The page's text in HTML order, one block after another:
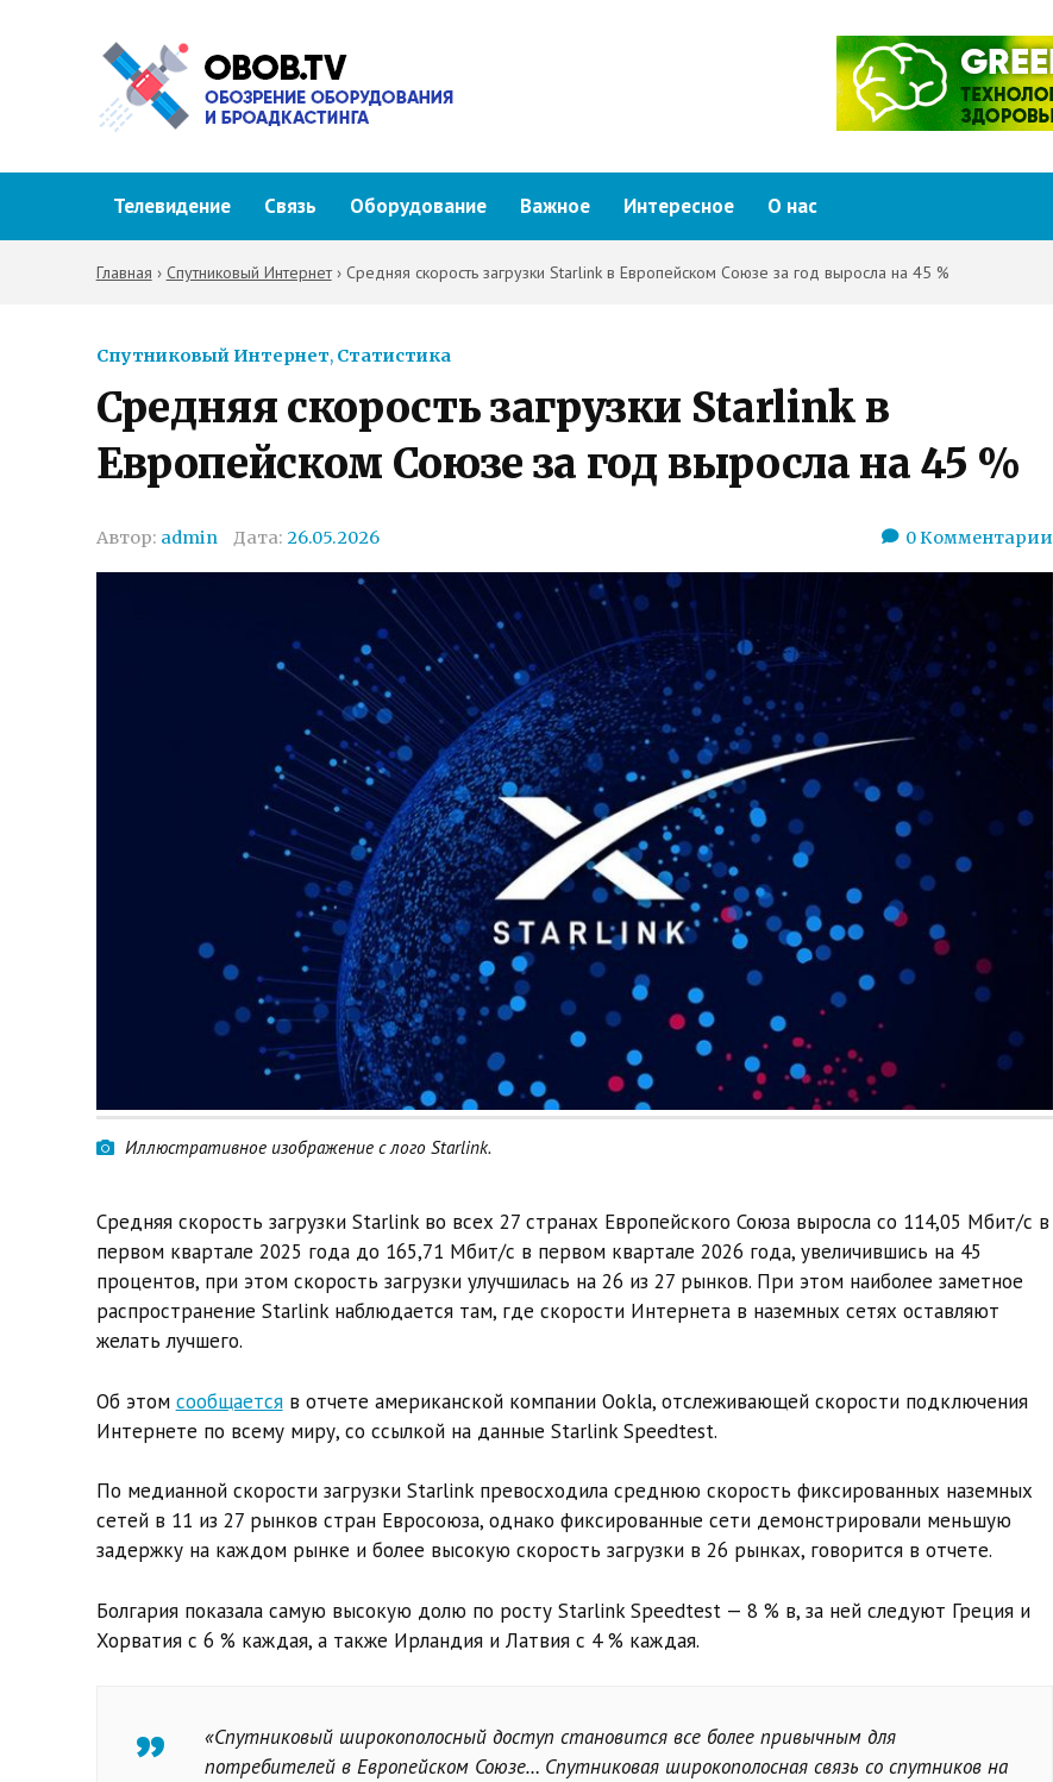
Телевидение Связь Оборудование Важное Интересное О нас
Главная › Спутниковый Интернет› Средняя скорость загрузки Starlink в Европейском Союзе за год выросла на 45 %
Спутниковый Интернет, Статистика
Средняя скорость загрузки Starlink в
Европейском Союзе за год выросла на 45 %
Автор: admin Дата: 26.05.2026 0Комментарии
Иллюстративное изображение c лого Starlink.
Средняя скорость загрузки Starlink во всех 27 странах Европейского Союза выросла со 114,05 Мбит/с в
первом квартале 2025 года до 165,71 Мбит/с в первом квартале 2026 года, увеличившись на 45
процентов, при этом скорость загрузки улучшилась на 26 из 27 рынков. При этом наиболее заметное
распространение Starlink наблюдается там, где скорости Интернета в наземных сетях оставляют
желать лучшего.
Об этом сообщаетсяв отчете американской компании Ookla, отслеживающей скорости подключения
Интернете по всему миру, со ссылкой на данные Starlink Speedtest.
По медианной скорости загрузки Starlink превосходила среднюю скорость фиксированных наземных
сетей в 11 из 27 рынков стран Евросоюза, однако фиксированные сети демонстрировали меньшую
задержку на каждом рынке и более высокую скорость загрузки в 26 рынках, говорится в отчете.
Болгария показала самую высокую долю по росту Starlink Speedtest — 8 % в, за ней следуют Греция и
Хорватия с 6 % каждая, а также Ирландия и Латвия с 4 % каждая.
«Спутниковый широкополосный доступ становится все более привычным для
потребителей в Европейском Союзе… Спутниковая широкополосная связь со спутников на